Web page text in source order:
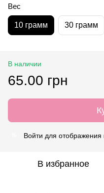
Вес
10 грамм 30 грамм
В наличии
65.00 грн
Войти для отображения
В избранное